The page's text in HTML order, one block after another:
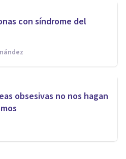
con síndrome del
obsesivas no nos hagan